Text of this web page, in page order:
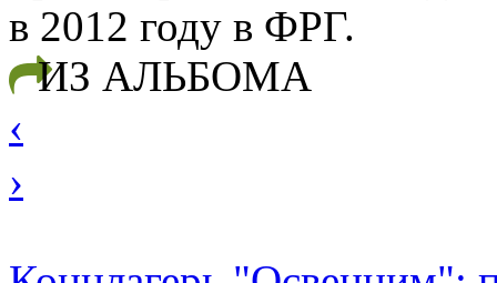
в 2012 году в ФРГ.
ИЗ АЛЬБОМА
‹
›